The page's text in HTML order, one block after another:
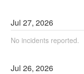
Jul27,2026
No incidents reported.
Jul26,2026